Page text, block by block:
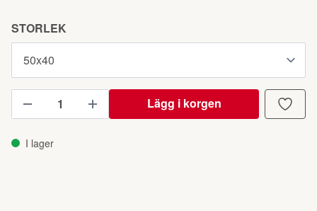
STORLEK
Lägg i korgen
I lager